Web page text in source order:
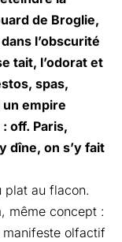
de Broglie,
l’obscurité
tait, l’odorat et
spas,
empire
off. Paris,
dîne, on s’y fait
plat au flacon.
même concept :
manifeste olfactif